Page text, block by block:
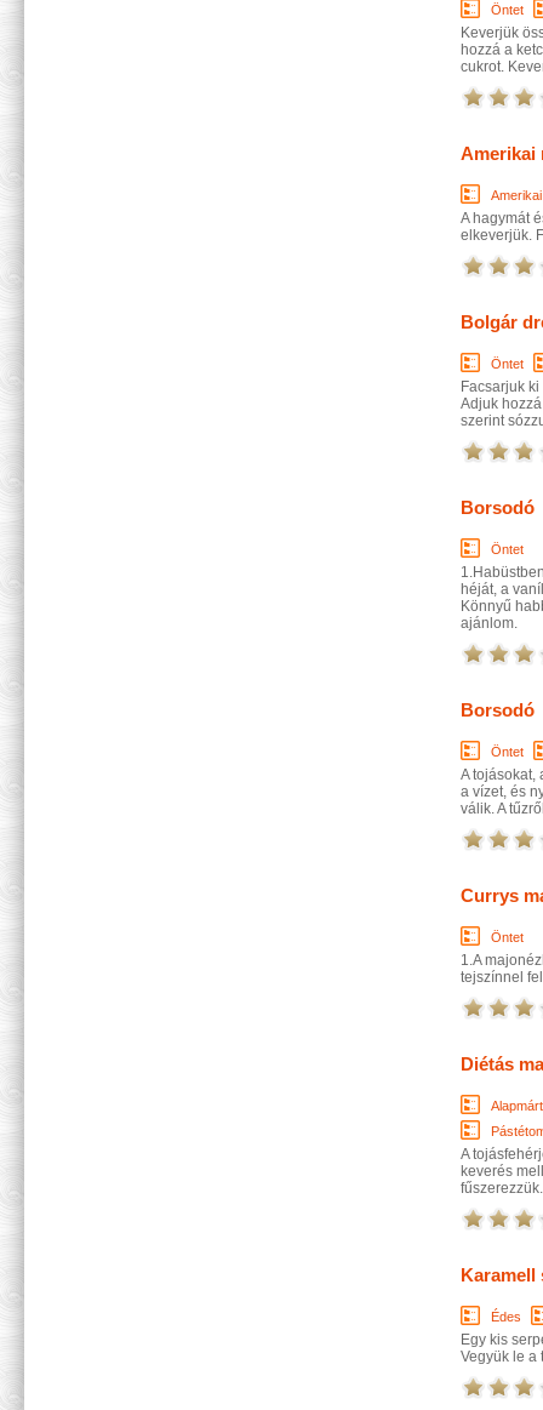
Öntet
Keverjük
hozzá a
cukrot.
Amerikai
Amerikai
A hagymát
elkeverjük.
Bolgár
Öntet
Facsarjuk
Adjuk
szerint
Borsodó
Öntet
héját, a
Könnyű
ajánlom.
Borsodó
Öntet
A tojásokat,
a vízet, és
válik. A
Currys
Öntet
1.A
tejszínnel
Diétás
A
keverés
fűszerezzük.
Karamell
Édes
Egy kis
Vegyük le a